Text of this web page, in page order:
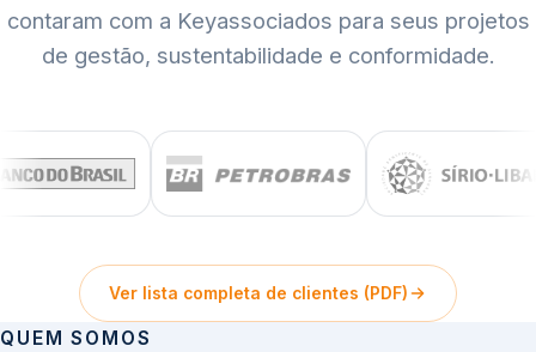
contaram com a Keyassociados para seus projetos
de gestão, sustentabilidade e conformidade.
Ver lista completa de clientes (PDF)
QUEM SOMOS